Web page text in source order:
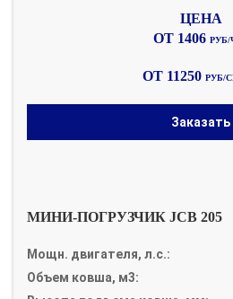
ОТ 1406 РУБ/
ОТ 11250 РУБ/
Заказать
МИНИ-ПОГРУЗЧИК JCB 205
Мощн. двигателя, л.с.:
Объем ковша, м3: